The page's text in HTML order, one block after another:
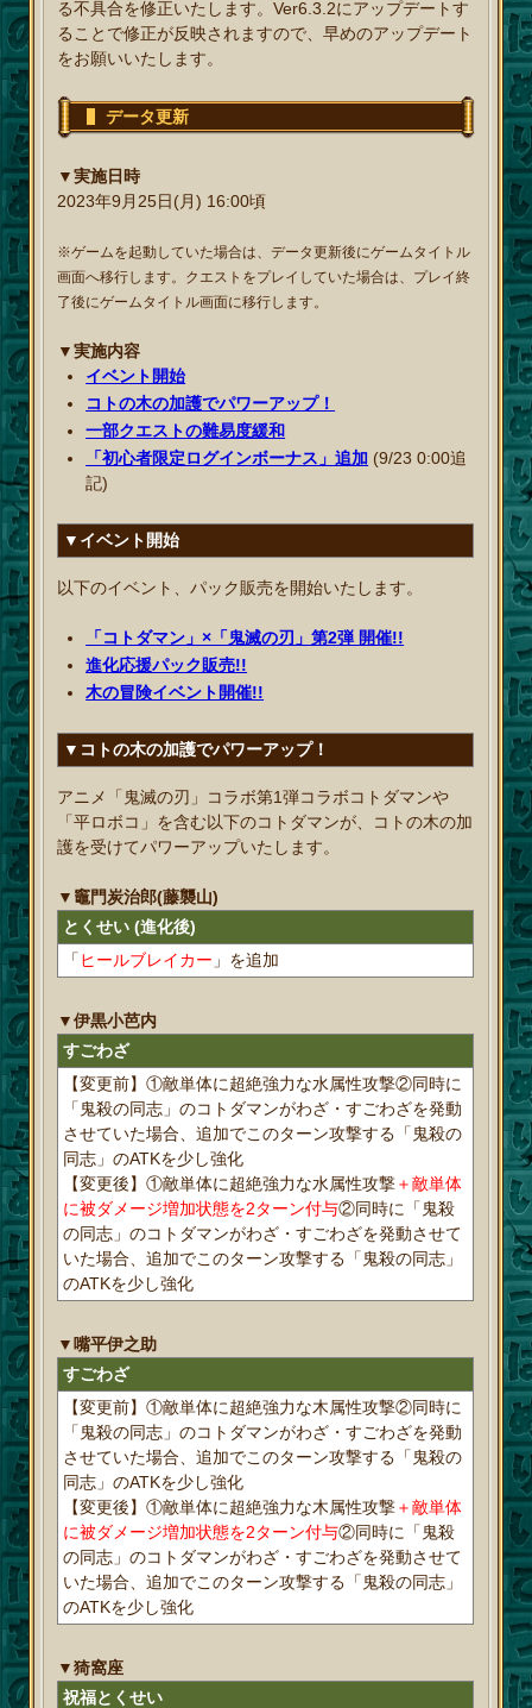
る不具合を修正いたします。Ver6.3.2にアップデートす
ることで修正が反映されますので、早めのアップデート
をお願いいたします。
データ更新
▼実施日時
2023年9月25日(月) 16:00頃
※ゲームを起動していた場合は、データ更新後にゲームタイトル
画面へ移行します。クエストをプレイしていた場合は、プレイ終
了後にゲームタイトル画面に移行します。
▼実施内容
イベント開始
コトの木の加護でパワーアップ！
一部クエストの難易度緩和
「初心者限定ログインボーナス」追加 (9/23 0:00追
記)
▼イベント開始
以下のイベント、パック販売を開始いたします。
「コトダマン」×「鬼滅の刃」第2弾 開催!!
進化応援パック販売!!
木の冒険イベント開催!!
▼コトの木の加護でパワーアップ！
アニメ「鬼滅の刃」コラボ第1弾コラボコトダマンや
「平ロボコ」を含む以下のコトダマンが、コトの木の加
護を受けてパワーアップいたします。
▼竈門炭治郎(藤襲山)
とくせい (進化後)
「 ヒールブレイカー 」を追加
▼伊黒小芭内
すごわざ
【変更前】①敵単体に超絶強力な水属性攻撃②同時に
「鬼殺の同志」のコトダマンがわざ・すごわざを発動
させていた場合、追加でこのターン攻撃する「鬼殺の
同志」のATKを少し強化
【変更後】①敵単体に超絶強力な水属性攻撃＋敵単体
に被ダメージ増加状態を2ターン付与②同時に「鬼殺
の同志」のコトダマンがわざ・すごわざを発動させて
いた場合、追加でこのターン攻撃する「鬼殺の同志」
のATKを少し強化
▼嘴平伊之助
すごわざ
【変更前】①敵単体に超絶強力な木属性攻撃②同時に
「鬼殺の同志」のコトダマンがわざ・すごわざを発動
させていた場合、追加でこのターン攻撃する「鬼殺の
同志」のATKを少し強化
【変更後】①敵単体に超絶強力な木属性攻撃＋敵単体
に被ダメージ増加状態を2ターン付与②同時に「鬼殺
の同志」のコトダマンがわざ・すごわざを発動させて
いた場合、追加でこのターン攻撃する「鬼殺の同志」
のATKを少し強化
▼猗窩座
祝福とくせい